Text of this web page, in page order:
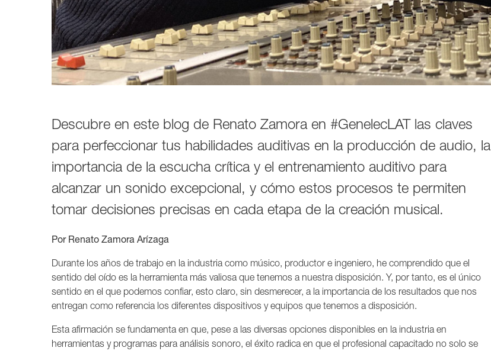
1234AC
1235A
1236A
Descubre en este blog de Renato Zamora en #GenelecLAT las claves
para perfeccionar tus habilidades auditivas en la producción de audio, la
importancia de la escucha crítica y el entrenamiento auditivo para
alcanzar un sonido excepcional, y cómo estos procesos te permiten
tomar decisiones precisas en cada etapa de la creación musical.
Por Renato Zamora Arízaga
Durante los años de trabajo en la industria como músico, productor e ingeniero, he comprendido que el
sentido del oído es la herramienta más valiosa que tenemos a nuestra disposición. Y, por tanto, es el único
sentido en el que podemos confiar, esto claro, sin desmerecer, a la importancia de los resultados que nos
entregan como referencia los diferentes dispositivos y equipos que tenemos a disposición.
Esta afirmación se fundamenta en que, pese a las diversas opciones disponibles en la industria en
herramientas y programas para análisis sonoro, el éxito radica en que el profesional capacitado no solo se